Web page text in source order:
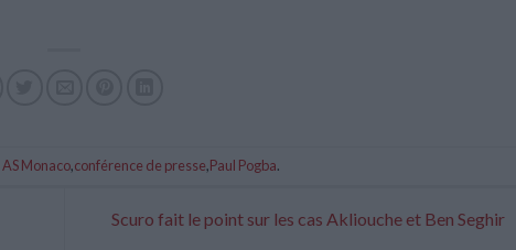
AS Monaco,conférence de presse,Paul Pogba.
Scuro fait le point sur les cas Akliouche et Ben Seghir